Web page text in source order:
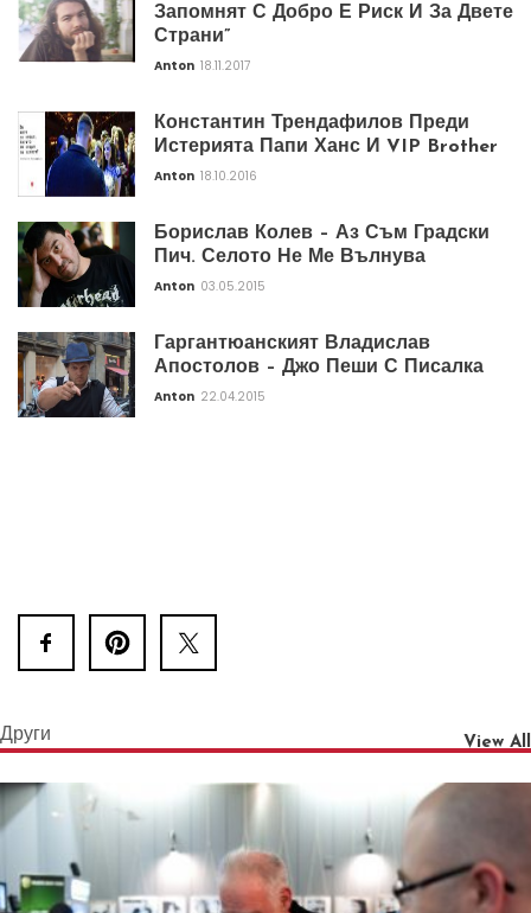
Запомнят С Добро Е Риск И За Двете
Страни”
Anton 18.11.2017
Константин Трендафилов Преди
Истерията Папи Ханс И VIP Brother
Anton 18.10.2016
Борислав Колев – Аз Съм Градски
Пич. Селото Не Ме Вълнува
Anton 03.05.2015
Гаргантюанският Владислав
Апостолов – Джо Пеши С Писалка
Anton 22.04.2015
Други View All